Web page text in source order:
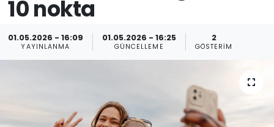
10 nokta
01.05.2026 - 16:09
YAYINLANMA
01.05.2026 - 16:25
GÜNCELLEME
2
GÖSTERIM